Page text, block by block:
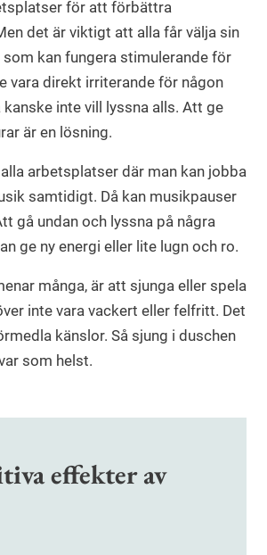
för att förbättra
det är viktigt att alla får välja sin
som kan fungera stimulerande för
vara direkt irriterande för någon
kanske inte vill lyssna alls. Att ge
är en lösning.
arbetsplatser där man kan jobba
samtidigt. Då kan musikpauser
gå undan och lyssna på några
ge ny energi eller lite lugn och ro.
många, är att sjunga eller spela
inte vara vackert eller felfritt. Det
känslor. Så sjung i duschen
som helst.
effekter av